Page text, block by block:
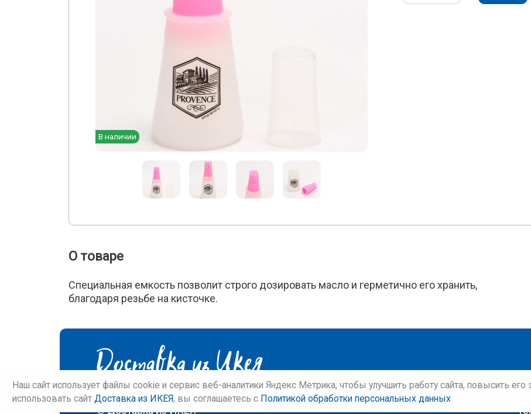
В наличии
О товаре
Специальная емкость позволит строго дозировать масло и герметично его хранить,
благодаря резьбе на кисточке.
©Доставка из ИКЕЯ
Наш сайт использует файлы cookie и сервис веб-аналитики Яндекс Метрика, чтобы улучшить работу сайта, повысить
использовать сайт Доставка из ИКЕЯ, вы соглашаетесь c Политикой обработки персональных данных